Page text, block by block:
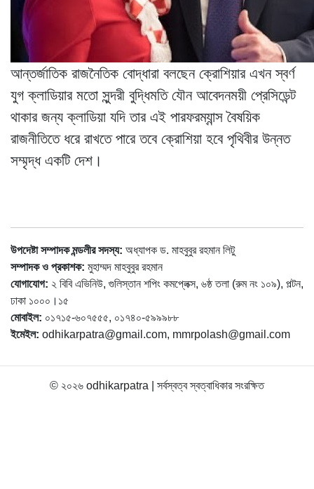
আন্তর্জাতিক রাজনৈতিক বোদ্ধারা বলছেন ক্রোশিয়ার এখন স্বর্ণ
যুগ ক্লাডিয়ার মতো সুন্দরী বুদ্ধিমতি যৌন আবেদনময়ী প্রেসিডেন্ট
থাকার জন্য ক্লাডিয়া যদি তার এই পারফরম্যান্স বৈষয়িক
রাজনীতিতে ধরে রাখতে পারে তবে ক্রোশিয়া হবে পৃথিবীর উন্নত
সম্মৃদ্ধ একটি দেশ।
উপদেষ্টা সম্পাদক মন্ডলীর সদস্য: অধ্যাপক ড. মাহবুবুর রহমান লিটু
সম্পাদক ও প্রকাশক: মুহাম্মদ মাহবুবুর রহমান
যোগাযোগ: ২ বিবি এভিনিউ, গুলিস্তান শপিং কমপ্লেক্স, ৬ষ্ঠ তলা (রুম নং ১০৯), পল্টন,
ঢাকা ১০০০।১৫
মোবাইল: ০১৭১৫-৬০৭৫৫৫, ০১৭৪০-৫৯৯৯৮৮
ইমেইল: odhikarpatra@gmail.com, mmrpolash@gmail.com
© ২০২৬ odhikarpatra | সর্বস্বত্ব স্বত্বাধিকার সংরক্ষিত